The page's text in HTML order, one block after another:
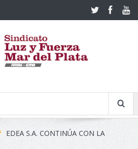
EDEA S.A. CONTINÚA CON LA